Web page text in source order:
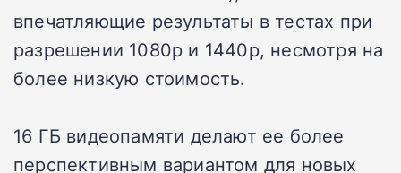
впечатляющие результаты в тестах при
разрешении 1080p и 1440p, несмотря на
более низкую стоимость.
16 ГБ видеопамяти делают ее более
перспективным вариантом для новых